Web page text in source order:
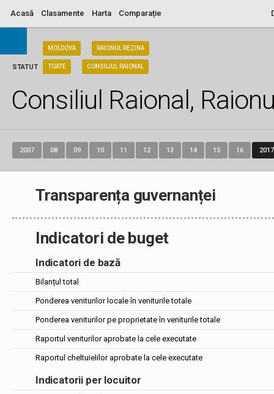
Acasă Clasamente Harta Comparație
STATUT
MOLDOVA RAIONUL REZINA
TOATE CONSILIUL RAIONAL
Consiliul Raional,
2007 08 09 10 11 12 13 14 15 16 2017
Transparența guvernanței
Indicatori de buget
Indicatori de bază
Bilanțul total
Ponderea veniturilor locale în veniturile totale
Ponderea veniturilor pe proprietate în veniturile totale
Raportul veniturilor aprobate la cele executate
Raportul cheltuielilor aprobate la cele executate
Indicatorii per locuitor